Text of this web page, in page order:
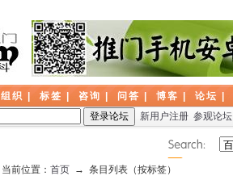
组织 标签 咨询 问答 博客 论坛
新用户注册 参观论坛
当前位置： 首页 → 条目列表（按标签）